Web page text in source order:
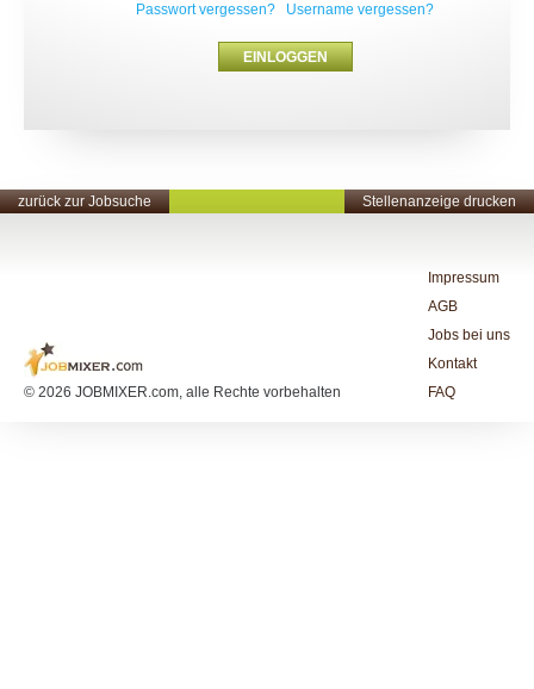
Passwort vergessen?
Username vergessen?
zurück zur Jobsuche Stellenanzeige drucken
© 2026 JOBMIXER.com, alle Rechte vorbehalten
Impressum
AGB
Jobs bei uns
Kontakt
FAQ